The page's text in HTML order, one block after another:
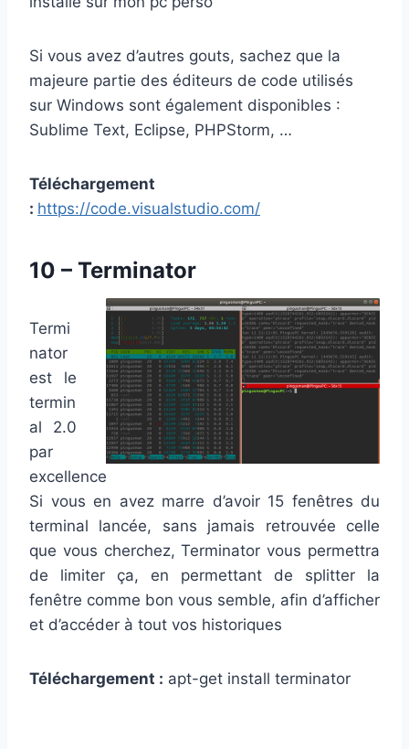
Si vous avez d’autres gouts, sachez que la
majeure partie des éditeurs de code utilisés
sur Windows sont également disponibles :
Sublime Text, Eclipse, PHPStorm, …
Téléchargement
: https://code.visualstudio.com/
10 – Terminator
Termi
nator
est le
termin
al 2.0
par
excellence
Si vous en avez marre d’avoir 15 fenêtres du
terminal lancée, sans jamais retrouvée celle
que vous cherchez, Terminator vous permettra
de limiter ça, en permettant de splitter la
fenêtre comme bon vous semble, afin d’afficher
et d’accéder à tout vos historiques
Téléchargement : apt-get install terminator